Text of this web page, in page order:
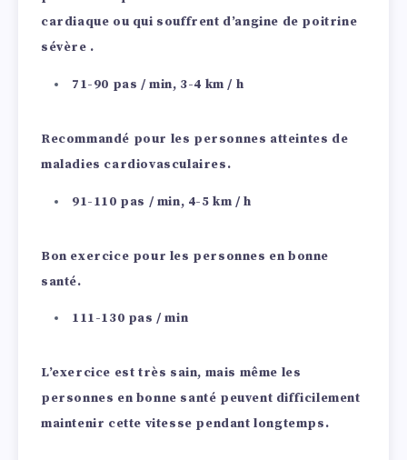
cardiaque ou qui souffrent d’angine de poitrine
sévère .
71-90 pas / min, 3-4 km / h
Recommandé pour les personnes atteintes de
maladies cardiovasculaires.
91-110 pas / min, 4-5 km / h
Bon exercice pour les personnes en bonne
santé.
111-130 pas / min
L’exercice est très sain, mais même les
personnes en bonne santé peuvent difficilement
maintenir cette vitesse pendant longtemps.